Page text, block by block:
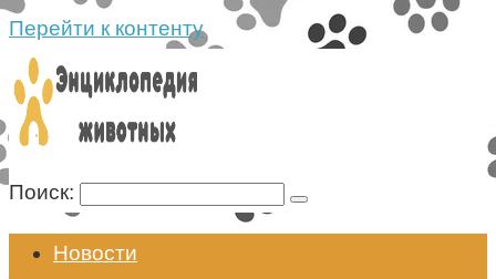
Перейти к контенту
Поиск:
Новости